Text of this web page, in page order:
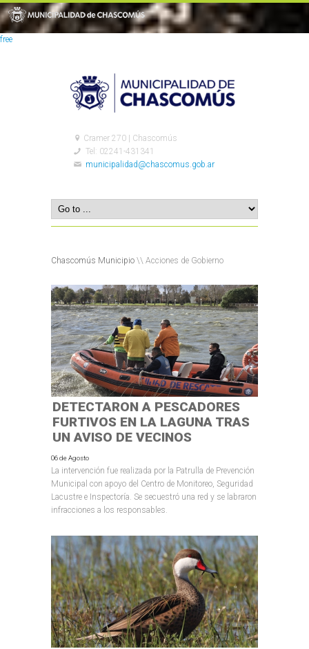
free
Cramer 270 | Chascomús
Tel: 02241-431341
municipalidad@chascomus.gob.ar
Chascomús Municipio \\ Acciones de Gobierno
DETECTARON A PESCADORES
FURTIVOS EN LA LAGUNA TRAS
UN AVISO DE VECINOS
06 de Agosto
La intervención fue realizada por la Patrulla de Prevención
Municipal con apoyo del Centro de Monitoreo, Seguridad
Lacustre e Inspectoría. Se secuestró una red y se labraron
infracciones a los responsables.